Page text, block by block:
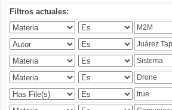
Filtros actuales: